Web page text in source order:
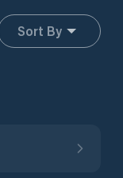
Sort By